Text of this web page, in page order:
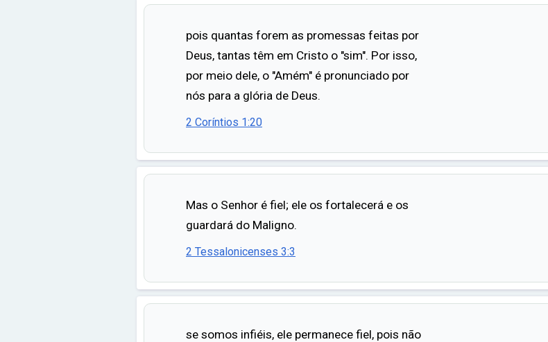
pois quantas forem as promessas feitas por
Deus, tantas têm em Cristo o "sim". Por isso,
por meio dele, o "Amém" é pronunciado por
nós para a glória de Deus.
2 Coríntios 1:20
Mas o Senhor é fiel; ele os fortalecerá e os
guardará do Maligno.
2 Tessalonicenses 3:3
se somos infiéis, ele permanece fiel, pois não